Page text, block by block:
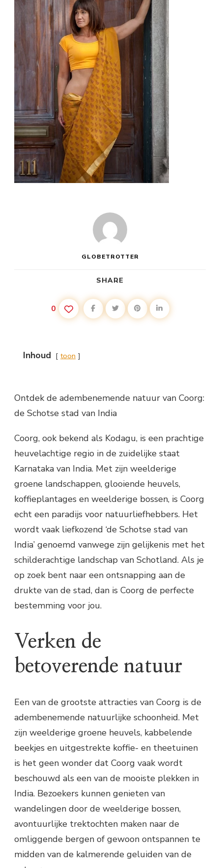
GLOBETROTTER
SHARE
0
Inhoud toon
Ontdek de adembenemende natuur van Coorg:
de Schotse stad van India
Coorg, ook bekend als Kodagu, is een prachtige
heuvelachtige regio in de zuidelijke staat
Karnataka van India. Met zijn weelderige
groene landschappen, glooiende heuvels,
koffieplantages en weelderige bossen, is Coorg
echt een paradijs voor natuurliefhebbers. Het
wordt vaak liefkozend ‘de Schotse stad van
India’ genoemd vanwege zijn gelijkenis met het
schilderachtige landschap van Schotland. Als je
op zoek bent naar een ontsnapping aan de
drukte van de stad, dan is Coorg de perfecte
bestemming voor jou.
Verken de
betoverende natuur
Een van de grootste attracties van Coorg is de
adembenemende natuurlijke schoonheid. Met
zijn weelderige groene heuvels, kabbelende
beekjes en uitgestrekte koffie- en theetuinen
is het geen wonder dat Coorg vaak wordt
beschouwd als een van de mooiste plekken in
India. Bezoekers kunnen genieten van
wandelingen door de weelderige bossen,
avontuurlijke trektochten maken naar de
omliggende bergen of gewoon ontspannen te
midden van de kalmerende geluiden van de